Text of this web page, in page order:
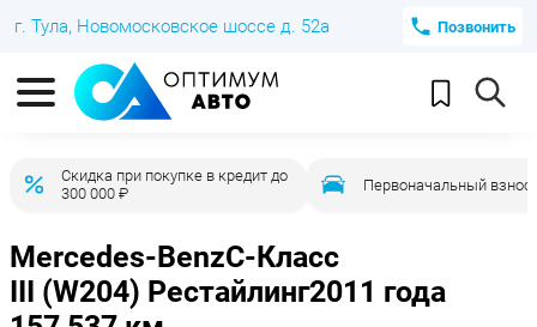
г. Тула, Новомосковское шоссе д. 52а Позвонить
Скидка при покупке в кредит до
300 000 ₽
Первоначальный взнос
Mercedes-BenzC-Класс
III (W204) Рестайлинг2011 года